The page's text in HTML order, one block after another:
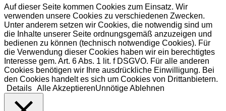
Auf dieser Seite kommen Cookies zum Einsatz. Wir
verwenden unsere Cookies zu verschiedenen Zwecken.
Unter anderem setzen wir Cookies, die notwendig sind um
die Inhalte unserer Seite ordnungsgemäß anzuzeigen und
bedienen zu können (technisch notwendige Cookies). Für
die Verwendung dieser Cookies haben wir ein berechtigtes
Interesse gem. Art. 6 Abs. 1 lit. f DSGVO. Für alle anderen
Cookies benötigen wir Ihre ausdrückliche Einwilligung. Bei
den Cookies handelt es sich um Cookies von Drittanbietern.
Details Alle AkzeptierenUnnötige Ablehnen